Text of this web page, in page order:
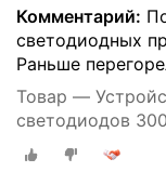
Комментарий:
светодиодных
Раньше
Товар —
светодиодов